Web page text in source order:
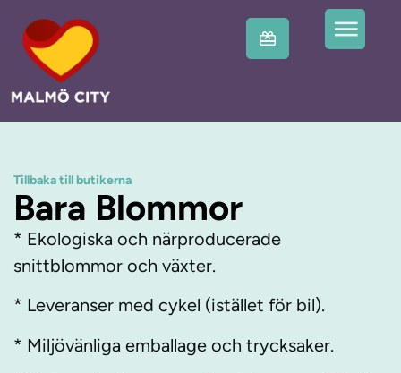
Tillbaka till butikerna
Bara Blommor
* Ekologiska och närproducerade
snittblommor och växter.
* Leveranser med cykel (istället för bil).
* Miljövänliga emballage och trycksaker.